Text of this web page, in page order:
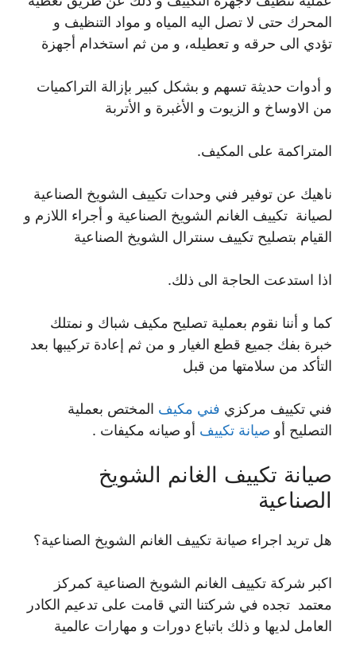
المحرك حتى لا تصل اليه المياه و مواد التنظيف و
تؤدي الى حرقه و تعطيله، و من ثم استخدام أجهزة
و أدوات حديثة تسهم و بشكل كبير بإزالة التراكميات
من الاوساخ و الزيوت و الأغبرة و الأتربة
المتراكمة على المكيف.
ناهيك عن توفير فني وحدات تكييف الشويخ الصناعية
لصيانة تكييف الغانم الشويخ الصناعية و أجراء اللازم و
القيام بتصليح تكييف سنترال الشويخ الصناعية
اذا استدعت الحاجة الى ذلك.
كما و أننا نقوم بعملية تصليح مكيف شباك و نمتلك
خبرة بفك جميع قطع الغيار و من ثم إعادة تركيبها بعد
التأكد من سلامتها من قبل
فني تكييف مركزي فني مكيف المختص بعملية
التصليح أو صيانة تكييف أو صيانه مكيفات .
صيانة تكييف الغانم الشويخ
الصناعية
هل تريد اجراء صيانة تكييف الغانم الشويخ الصناعية؟
اكبر شركة تكييف الغانم الشويخ الصناعية كمركز
معتمد تجده في شركتنا التي قامت على تدعيم الكادر
العامل لديها و ذلك باتباع دورات و مهارات عالمية